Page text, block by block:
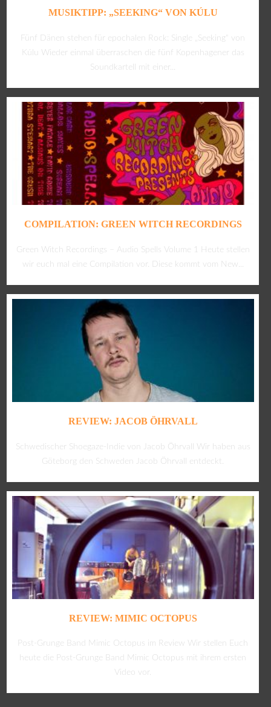
MUSIKTIPP: „SEEKING“ VON KÚLU
Fünf Dänen stehen für epochalen Rock: Single „Seeking“ von
Kúlu Wieder einmal überraschen die fünf Kopenhagener das
Soundkartell mit einer...
COMPILATION: GREEN WITCH RECORDINGS
Green Witch Recordings – Audio Spells Volume 1 Heute stellen
wir euch mal eine Compilation vor. Diese kommt vom New...
REVIEW: JACOB ÖHRVALL
Schwedischer Shoegaze-Indie von Jacob Öhrvall Wir haben aus
Göteborg den Schweden Jacob Öhrvall entdeckt.
REVIEW: MIMIC OCTOPUS
Post-Grunge Band Mimic Octopus im Review Wir stellen Euch
heute die Post-Grunge Band Mimic Octopus mit ihrem ersten
Video vor.